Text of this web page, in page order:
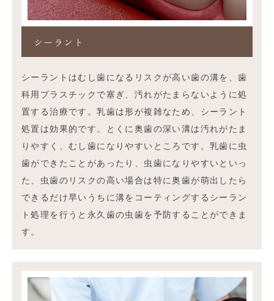
シーラント
シーラントはむし歯になるリスクが高い歯の溝を、歯
科用プラスチックで塞ぎ、汚れがたまらないように処
置する治療です。乳歯は形が複雑なため、シーラント
処置は効果的です。とくに奥歯の深い溝は汚れがたま
りやすく、むし歯になりやすいところです。乳歯に虫
歯ができたことがあったり、虫歯になりやすいといっ
た、虫歯のリスクの高い場合は特に奥歯が萌出したら
できるだけ早いうちに溝をコーティングするシーラン
ト処理を行うと永久歯の虫歯を予防することができま
す。